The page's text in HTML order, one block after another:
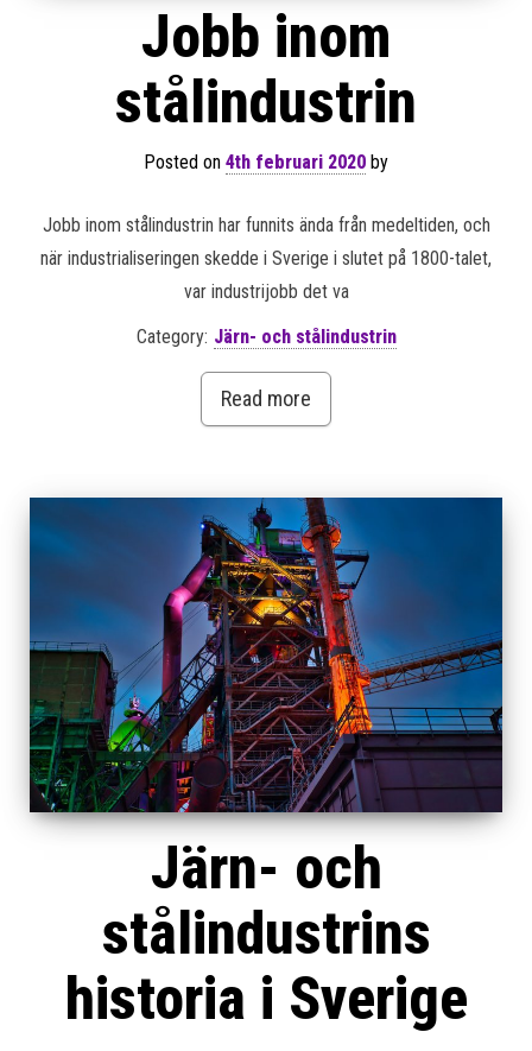
Jobb inom
stålindustrin
Posted on 4th februari 2020 by
Jobb inom stålindustrin har funnits ända från medeltiden, och
när industrialiseringen skedde i Sverige i slutet på 1800-talet,
var industrijobb det va
Category: Järn- och stålindustrin
Read more
Järn- och
stålindustrins
historia i Sverige